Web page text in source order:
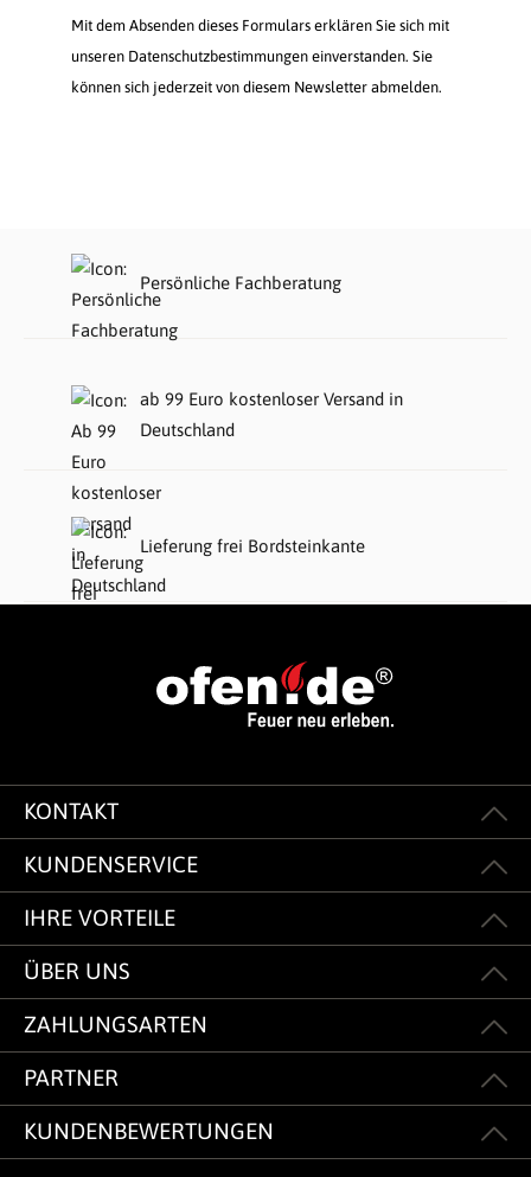
Mit dem Absenden dieses Formulars erklären Sie sich mit
unseren Datenschutzbestimmungen einverstanden. Sie
können sich jederzeit von diesem Newsletter abmelden.
Persönliche Fachberatung
ab 99 Euro kostenloser Versand in
Deutschland
Lieferung frei Bordsteinkante
KONTAKT
KUNDENSERVICE
IHRE VORTEILE
ÜBER UNS
ZAHLUNGSARTEN
PARTNER
KUNDENBEWERTUNGEN